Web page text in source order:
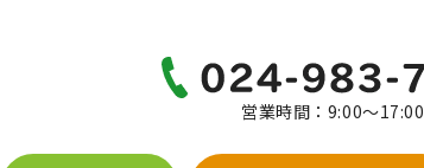
営業時間：9:00～17:00